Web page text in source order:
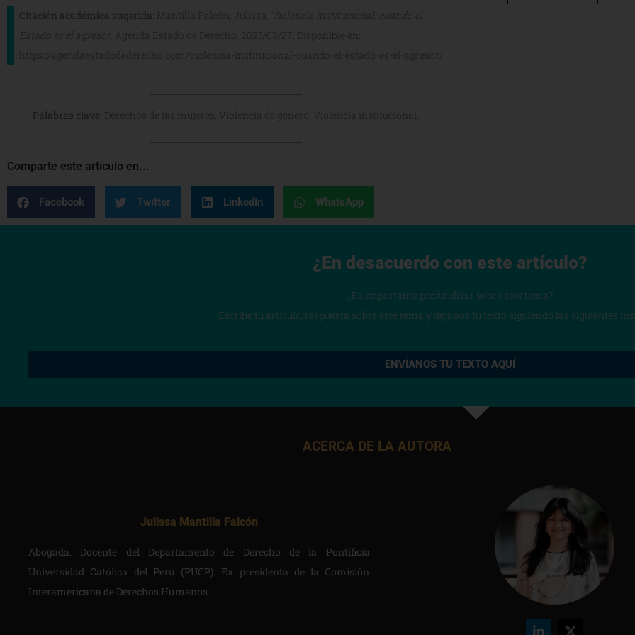
Citación académica sugerida : Mantilla Falcón, Julissa.
Violencia institucional: cuando el
Estado es el agresor
. Agenda Estado de Derecho. 2025/03/27. Disponible en:
https://agendaestadodederecho.com/violencia-institucional-cuando-el-estado-es-el-agresor/
Palabras clave: Derechos de las mujeres, Violencia de género, Violencia institucional.
Comparte este artículo en...
Facebook Twitter LinkedIn WhatsApp
¿En desacuerdo con este artículo?
¿Es importante profundizar sobre este tema?
Escribe tu artículo/respuesta sobre este tema y déjanos tu texto siguiendo las siguientes
ENVÍANOS TU TEXTO AQUÍ
ACERCA DE LA AUTORA
Julissa Mantilla Falcón
Abogada. Docente del Departamento de Derecho de la Pontificia
Universidad Católica del Perú (PUCP). Ex presidenta de la Comisión
Interamericana de Derechos Humanos.